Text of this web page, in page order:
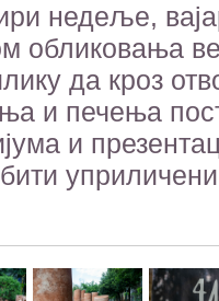
недеље,
обликовања
да кроз
и печења
и